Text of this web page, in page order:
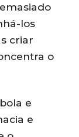
los
criar
o
e
e